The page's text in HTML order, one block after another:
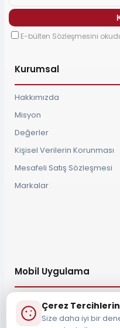
E-bülten Sözleşmesini
Kurumsal
Hakkımızda
Misyon
Değerler
Kişisel Verilerin Korunması
Mesafeli Satış Sözleşmesi
Markalar
Mobil Uygulama
Çerez
Size daha iyi bir